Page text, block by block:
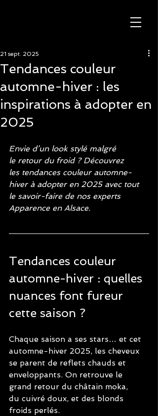
Tendances couleur
automne-hiver : les
inspirations à adopter en
2025
21 sept. 2025
Envie d’un look stylé malgré
le retour du froid ? Découvrez
les tendances couleur automne-
hiver à adopter en 2025 avec tout
le savoir-faire de nos experts
Apparence en Alsace.
Tendances couleur
automne-hiver : quelles
nuances font fureur
cette saison ?
Chaque saison a ses stars… et cet
automne-hiver 2025, les cheveux
se parent de reflets chauds et
enveloppants. On retrouve le
grand retour du châtain moka,
du cuivré doux, et des blonds
froids perlés.